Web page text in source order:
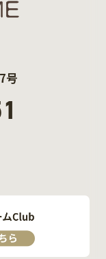
号